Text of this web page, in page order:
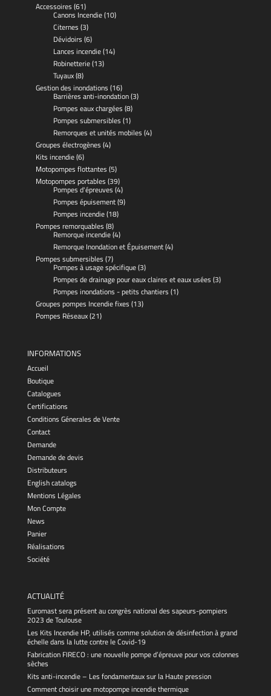
Accessoires (61)
Canons Incendie(10)
Citernes (3)
Dévidoirs (6)
Lances incendie(14)
Robinetterie(13)
Tuyaux(8)
Gestion des inondations (16)
Barrières anti-inondation(3)
Pompes eaux chargées (8)
Pompes submersibles (1)
Remorques et unités mobiles (4)
Groupes électrogènes (4)
Kits incendie(6)
Motopompes flottantes (5)
Motopompes portables (39)
Pompes d'épreuves (4)
Pompes épuisement(9)
Pompes incendie(18)
Pompes remorquables (8)
Remorque incendie(4)
Remorque Inondation et Épuisement(4)
Pompes submersibles (7)
Pompes à usage spécifique(3)
Pompes de drainage pour eaux claires et eaux usées (3)
Pompes inondations - petits chantiers (1)
Groupes pompes Incendie fixes (13)
Pompes Réseaux(21)
INFORMATIONS
Accueil
Boutique
Catalogues
Certifications
Conditions Génerales de Vente
Contact
Demande
Demande de devis
Distributeurs
English catalogs
Mentions Légales
Mon Compte
News
Panier
Réalisations
Société
ACTUALITÉ
Euromast sera présent au congrès national des sapeurs-pompiers
2023 de Toulouse
Les Kits Incendie HP, utilisés comme solution de désinfection à grand
échelle dans la lutte contre le Covid-19
Fabrication FIRECO : une nouvelle pompe d’épreuve pour vos colonnes
sèches
Kits anti-incendie – Les fondamentaux sur la Haute pression
Comment choisir une motopompe incendie thermique